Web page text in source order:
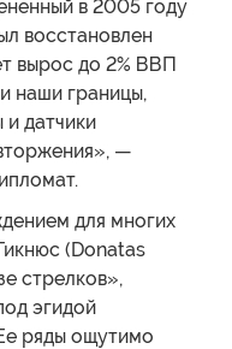
в 2005 году
восстановлен
вырос до 2% ВВП
наши границы,
и датчики
—
для многих
(Donatas
стрелков»,
эгидой
ряды ощутимо